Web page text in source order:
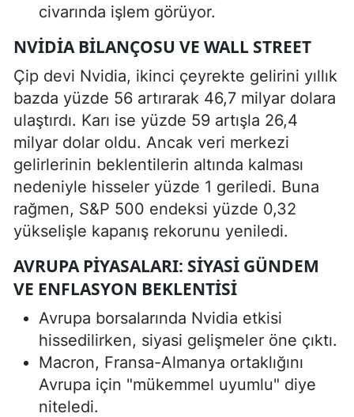
civarında işlem görüyor.
NVIDIA BILANÇOSU VE WALL STREET
Çip devi Nvidia, ikinci çeyrekte gelirini yıllık
bazda yüzde 56 artırarak 46,7 milyar dolara
ulaştırdı. Karı ise yüzde 59 artışla 26,4
milyar dolar oldu. Ancak veri merkezi
gelirlerinin beklentilerin altında kalması
nedeniyle hisseler yüzde 1 geriledi. Buna
rağmen, S&P 500 endeksi yüzde 0,32
yükselişle kapanış rekorunu yeniledi.
AVRUPA PIYASALARI: SIYASI GÜNDEM
VE ENFLASYON BEKLENTISI
Avrupa borsalarında Nvidia etkisi
hissedilirken, siyasi gelişmeler öne çıktı.
Macron, Fransa-Almanya ortaklığını
Avrupa için "mükemmel uyumlu" diye
niteledi.